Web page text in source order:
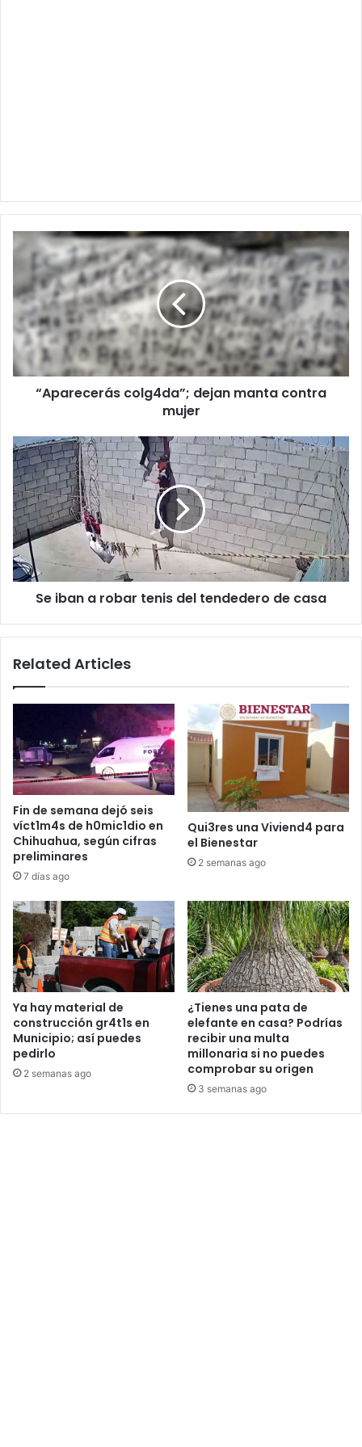
“Aparecerás
colg4da”;
dejan
manta
contra
mujer
“Aparecerás colg4da”; dejan manta contra
mujer
Se
iban
a
robar
tenis
del
tendedero
de
casa
Se iban a robar tenis del tendedero de casa
Related Articles
Fin de semana dejó seis
víct1m4s de h0mic1dio en
Chihuahua, según cifras
preliminares
7 días ago
Qui3res una Viviend4 para
el Bienestar
2 semanas ago
Ya hay material de
construcción gr4t1s en
Municipio; así puedes
pedirlo
2 semanas ago
¿Tienes una pata de
elefante en casa? Podrías
recibir una multa
millonaria si no puedes
comprobar su origen
3 semanas ago